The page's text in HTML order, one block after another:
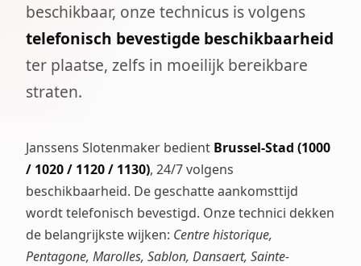
beschikbaar, onze technicus is volgens
telefonisch bevestigde beschikbaarheid
ter plaatse, zelfs in moeilijk bereikbare
straten.
Janssens Slotenmaker bedient Brussel-Stad (1000
/ 1020 / 1120 / 1130), 24/7 volgens
beschikbaarheid. De geschatte aankomsttijd
wordt telefonisch bevestigd. Onze technici dekken
de belangrijkste wijken: Centre historique,
Pentagone, Marolles, Sablon, Dansaert, Sainte-